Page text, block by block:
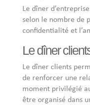
Le dîner
selon le nombre de
confidentialité et
Le dîner
Le dîner clients
de renforcer une
moment privilégié
être organisé dans